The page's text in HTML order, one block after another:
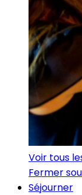
Voir tous
Fermer
Séjourner